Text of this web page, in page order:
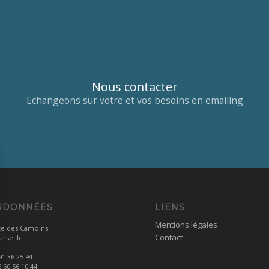
Nous contacter
Echangeons sur votre et vos besoins en emailing
des Camoins
91 36 25 94
60 56 10 44
LIENS
Mentions légales
Contact